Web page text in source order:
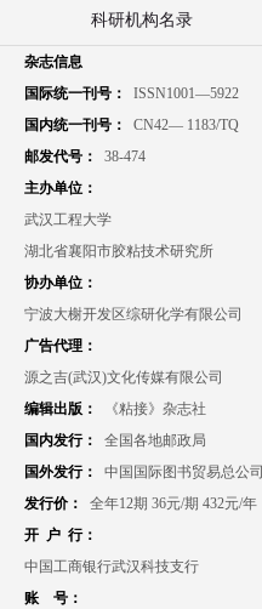
科研机构名录
杂志信息
国际统一刊号：
ISSN1001—5922
国内统一刊号：
CN42— 1183/TQ
邮发代号：
38-474
主办单位：
武汉工程大学
湖北省襄阳市胶粘技术研究所
协办单位：
宁波大榭开发区综研化学有限公司
广告代理：
源之吉(武汉)文化传媒有限公司
编辑出版：
《粘接》杂志社
国内发行：
全国各地邮政局
国外发行：
中国国际图书贸易总公司
发行价：
全年12期 36元/期 432元/年
开 户 行：
中国工商银行武汉科技支行
账 号：